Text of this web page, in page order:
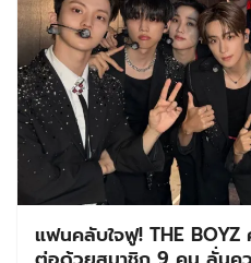
แฟนคลับใจฟู! THE